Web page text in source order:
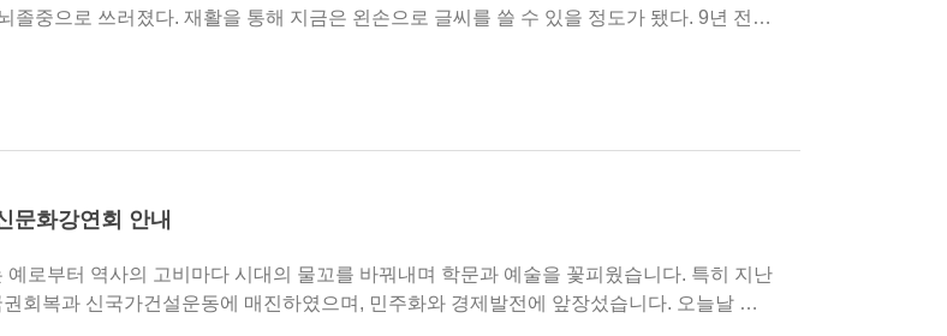
문화강연회 안내
회복과 신국가건설운동에 매진하였으며, 민주화와 경제발전에 앞장섰습니다. 오늘날 우